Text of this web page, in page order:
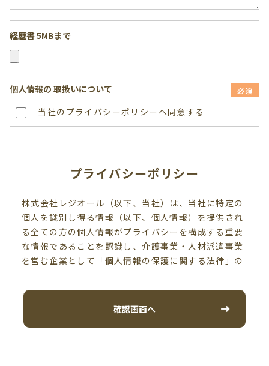
経歴書 5MBまで
個人情報の 取扱いについて 必須
当社のプライバシーポリシーへ同意する
プライバシーポリシー
株式会社レジオール（以下、当社）は、当社に特定の
個人を識別し得る情報（以下、個人情報）を提供され
る全ての方の個人情報がプライバシーを構成する重要
な情報であることを認識し、介護事業・人材派遣事業
を営む企業として「個人情報の保護に関する法律」の
報の保護に取り組んでおります。
個人情報は当社の事業活動に必要な範囲に限定して、
確認画面へ